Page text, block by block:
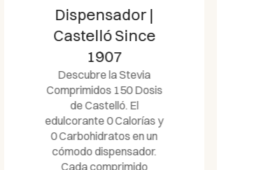
Disfruta del dulzor 100%
natural con la Stevia 1:1
Bote 1kg de Castelló.
Fórmula ultra
concentrada a base de
Stevia y Eritritol (1g = 1g
azúcar). Con 0 Calorías, 0
Índice Glucémico y 0
Carbohidratos.